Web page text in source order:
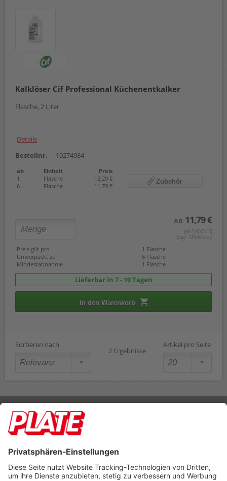
Kalklöser Cif Professional Küchenentkalker
Flasche, 2 Liter
Details
Bestellnr.
10274984
ab Einheit
Preis
1
Flasche
12,29 €
6
Flasche 11,79 €
Zubehör
AB 11,79 €
(ab 5,90 € / 1l)
(zzgl. 19% Mwst.)
Preis gilt pro
1 Flasche
Umverpackt zu
6 Flasche
Mindestabnahme
1 Flasche
Lieferbar in 7 - 10 Tagen
In den Warenkorb
Sortieren nach
2 Ergebnisse
Artikel pro Seite
Rufen Sie uns an 04298 401-0
Lieferbedingungen Impressum
Footer anzeigen
PLATE Büromaterial Vertriebs GmbH